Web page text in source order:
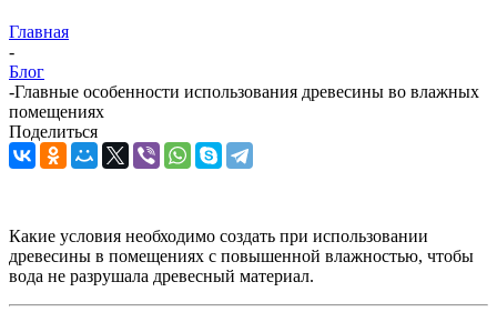
Главная
-
Блог
-Главные особенности использования древесины во влажных
помещениях
Поделиться
Какие условия необходимо создать при использовании
древесины в помещениях с повышенной влажностью, чтобы
вода не разрушала древесный материал.